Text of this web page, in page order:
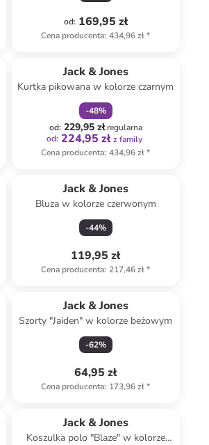
od: 169,95 zł
Cena producenta: 434,96 zł*
Jack & Jones
Kurtka pikowana w kolorze czarnym
-48%
od: 229,95 złregularna
od: 224,95 zł z family
Cena producenta: 434,96 zł*
Jack & Jones
Bluza w kolorze czerwonym
-44%
119,95 zł
Cena producenta: 217,46 zł*
Jack & Jones
Szorty "Jaiden" w kolorze beżowym
-62%
64,95 zł
Cena producenta: 173,96 zł*
Jack & Jones
Koszulka polo "Blaze" w kolorze